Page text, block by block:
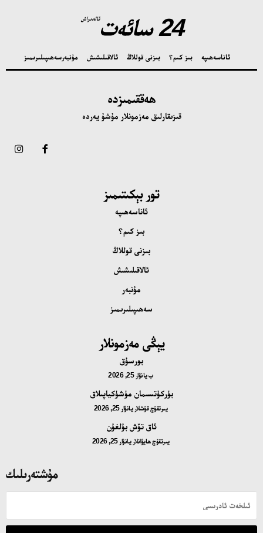
24 سائەت ئالدىراش
ئاناسەھىپە بىز كىم؟ بىزنى قوللاڭ ئالاقىلىشىش مۇنبەرسەھىپىلىرىمىز
ھەققىمىزدە
قىزىقارلىق مەزمونلار مۇشۇ يەردە
تور بېكىتىمىز
ئاناسەھىپە
بىز كىم؟
بىزنى قوللاڭ
ئالاقىلىشىش
مۇنبەر
سەھىپىلىرىمىز
يېڭى مەزمونلار
بورسۇق
بيانۋار 25, 2026
بۈركۈتسىمان مۈشۈكياپىلاق
يىرتقۇچ قۇشلار يانۋار 25, 2026
ئاق تۆش بۇلغۇن
يىرتقۇچ ھايۋانلار يانۋار 25, 2026
مۇشتەرىلىك